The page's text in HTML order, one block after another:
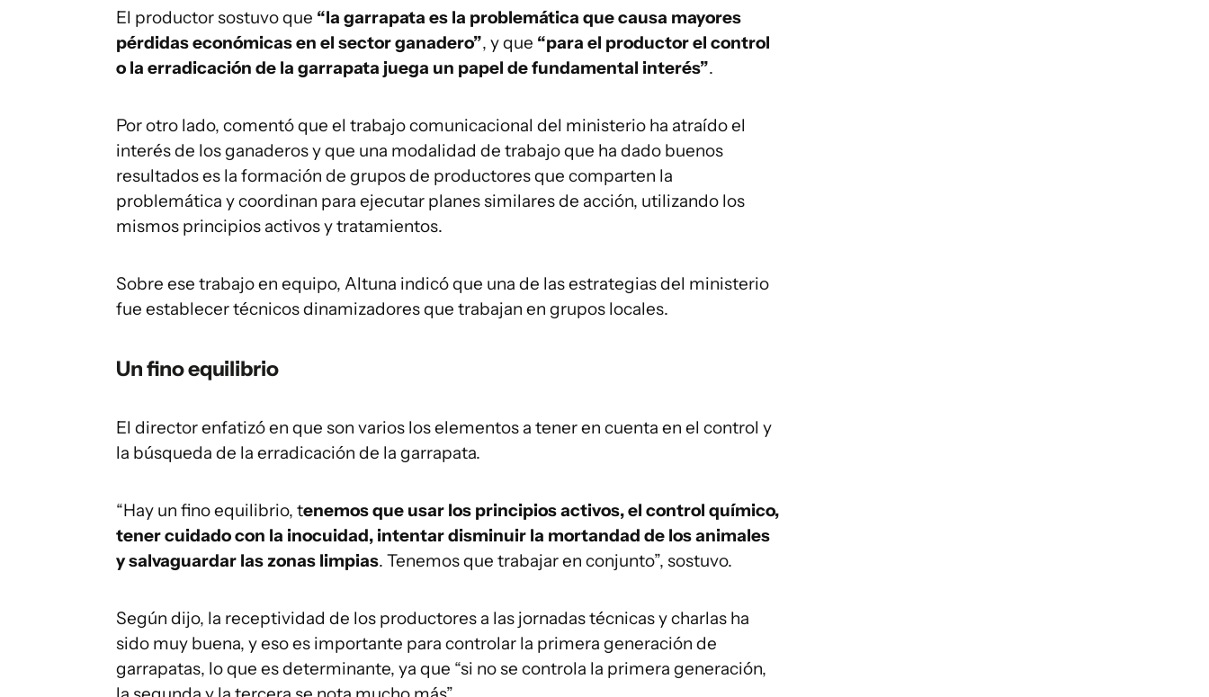
El productor sostuvo que “la garrapata es la problemática que causa mayores
pérdidas económicas en el sector ganadero”, y que “para el productor el control
o la erradicación de la garrapata juega un papel de fundamental interés”.
Por otro lado, comentó que el trabajo comunicacional del ministerio ha atraído el
interés de los ganaderos y que una modalidad de trabajo que ha dado buenos
resultados es la formación de grupos de productores que comparten la
problemática y coordinan para ejecutar planes similares de acción, utilizando los
mismos principios activos y tratamientos.
Sobre ese trabajo en equipo, Altuna indicó que una de las estrategias del ministerio
fue establecer técnicos dinamizadores que trabajan en grupos locales.
Un fino equilibrio
El director enfatizó en que son varios los elementos a tener en cuenta en el control y
la búsqueda de la erradicación de la garrapata.
“Hay un fino equilibrio, tenemos que usar los principios activos, el control químico,
tener cuidado con la inocuidad, intentar disminuir la mortandad de los animales
y salvaguardar las zonas limpias. Tenemos que trabajar en conjunto”, sostuvo.
Según dijo, la receptividad de los productores a las jornadas técnicas y charlas ha
sido muy buena, y eso es importante para controlar la primera generación de
garrapatas, lo que es determinante, ya que “si no se controla la primera generación,